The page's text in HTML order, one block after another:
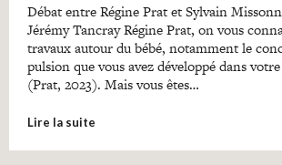
Débat entre Régine Prat et Sylvain
Jérémy Tancray Régine Prat, on vous
travaux autour du bébé, notamment le
pulsion que vous avez développé dans
(Prat, 2023). Mais vous êtes…
Lire la suite